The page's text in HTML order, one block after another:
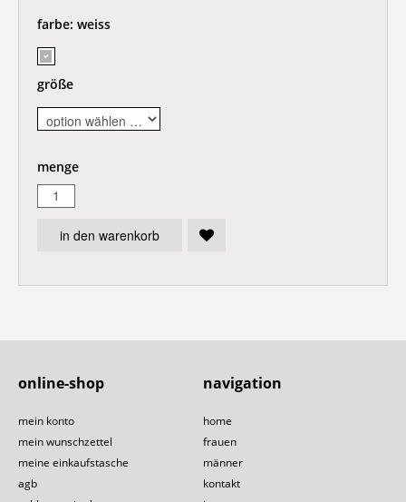
farbe: weiss
größe
menge
in den warenkorb
navigation
home
frauen
männer
kontakt
online-shop
mein konto
mein wunschzettel
meine einkaufstasche
agb